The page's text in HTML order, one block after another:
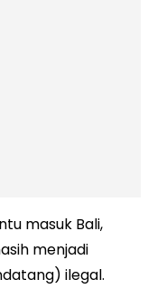
masuk Bali,
menjadi
ilegal.